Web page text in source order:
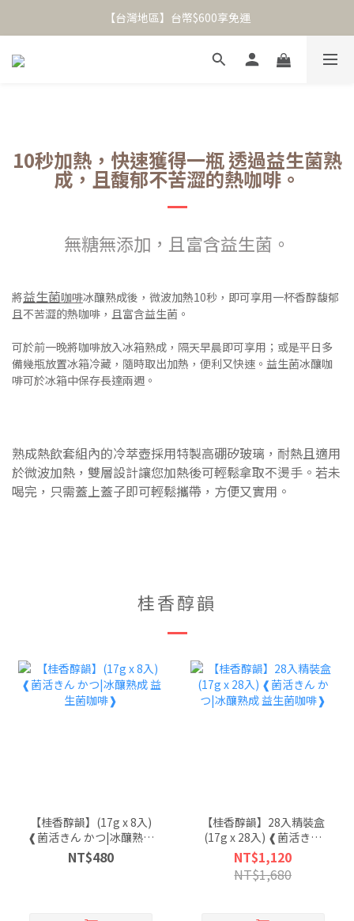
冰釀熟成【全風味】冷萃咖啡套組🧊
【台灣地區】台幣$600享免運
【港澳地區】台幣$2000(約$500HKD)享免運
10秒加熱，快速獲得一瓶 透過益生菌熟
成，且馥郁不苦澀的熱咖啡。
無糖無添加，且富含益生菌。
將益生菌咖啡冰釀熟成後，微波加熱10秒，即可享用一杯香醇馥郁
且不苦澀的熱咖啡，且富含益生菌。
可於前一晚將咖啡放入冰箱熟成，隔天早晨即可享用；或是平日多
備幾瓶放置冰箱冷藏，隨時取出加熱，便利又快速。益生菌冰釀咖
啡可於冰箱中保存長達兩週。
熟成熱飲套組內的冷萃壺採用特製高硼矽玻璃，耐熱且適用
於微波加熱，雙層設計讓您加熱後可輕鬆拿取不燙手。若未
喝完，只需蓋上蓋子即可輕鬆攜帶，方便又實用。
桂香醇韻
【桂香醇韻】(17g x 8入)
❰菌活きん かつ|冰釀熟成
益生菌咖啡❱
NT$480
【桂香醇韻】28入精裝盒
(17g x 28入) ❰菌活きん
かつ|冰釀熟成 益生菌咖
啡❱
NT$1,120
NT$1,680